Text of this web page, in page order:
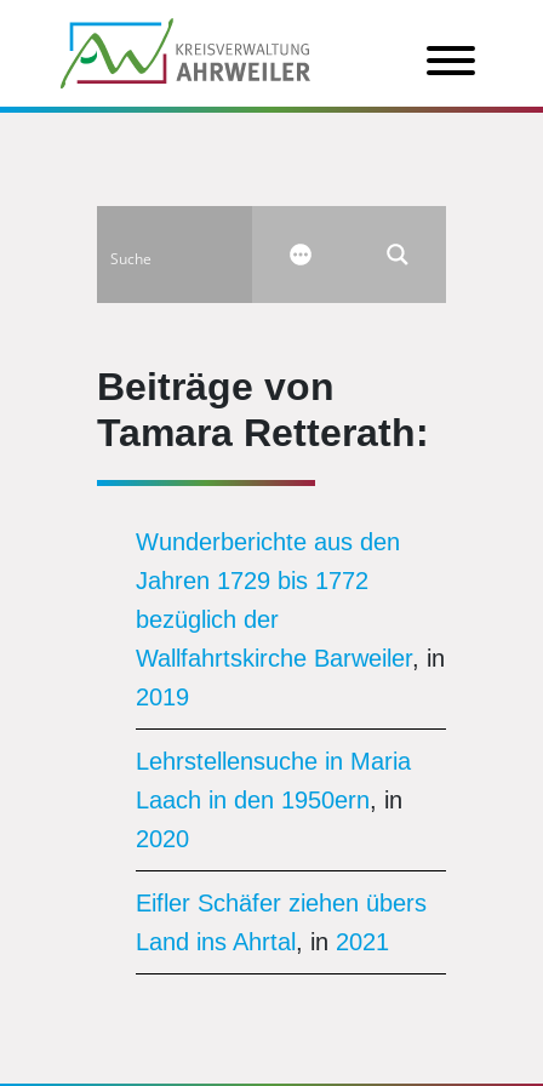
Beiträge von
Tamara Retterath:
Wunderberichte aus den
Jahren 1729 bis 1772
bezüglich der
Wallfahrtskirche Barweiler, in
2019
Lehrstellensuche in Maria
Laach in den 1950ern, in
2020
Eifler Schäfer ziehen übers
Land ins Ahrtal , in 2021